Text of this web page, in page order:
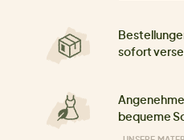
sofort
bequeme